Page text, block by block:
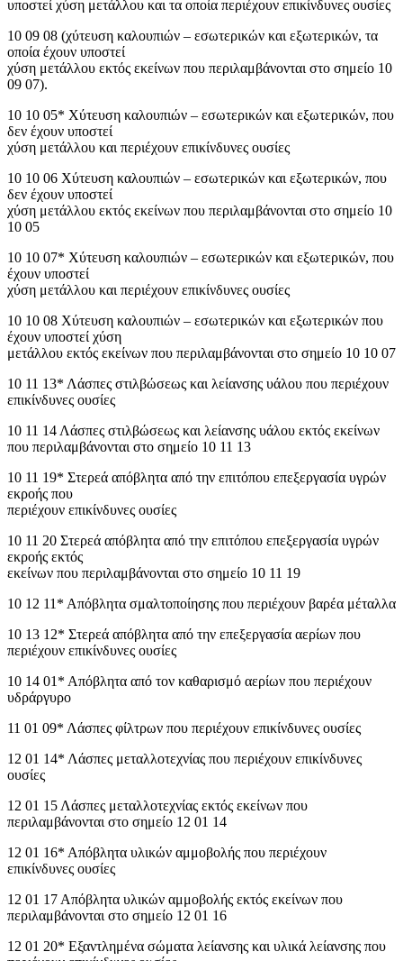
υποστεί χύση μετάλλου και τα οποία περιέχουν επικίνδυνες ουσίες
10 09 08 (χύτευση καλουπιών – εσωτερικών και εξωτερικών, τα
οποία έχουν υποστεί
χύση μετάλλου εκτός εκείνων που περιλαμβάνονται στο σημείο 10
09 07).
10 10 05* Χύτευση καλουπιών – εσωτερικών και εξωτερικών, που
δεν έχουν υποστεί
χύση μετάλλου και περιέχουν επικίνδυνες ουσίες
10 10 06 Χύτευση καλουπιών – εσωτερικών και εξωτερικών, που
δεν έχουν υποστεί
χύση μετάλλου εκτός εκείνων που περιλαμβάνονται στο σημείο 10
10 05
10 10 07* Χύτευση καλουπιών – εσωτερικών και εξωτερικών, που
έχουν υποστεί
χύση μετάλλου και περιέχουν επικίνδυνες ουσίες
10 10 08 Χύτευση καλουπιών – εσωτερικών και εξωτερικών που
έχουν υποστεί χύση
μετάλλου εκτός εκείνων που περιλαμβάνονται στο σημείο 10 10 07
10 11 13* Λάσπες στιλβώσεως και λείανσης υάλου που περιέχουν
επικίνδυνες ουσίες
10 11 14 Λάσπες στιλβώσεως και λείανσης υάλου εκτός εκείνων
που περιλαμβάνονται στο σημείο 10 11 13
10 11 19* Στερεά απόβλητα από την επιτόπου επεξεργασία υγρών
εκροής που
περιέχουν επικίνδυνες ουσίες
10 11 20 Στερεά απόβλητα από την επιτόπου επεξεργασία υγρών
εκροής εκτός
εκείνων που περιλαμβάνονται στο σημείο 10 11 19
10 12 11* Απόβλητα σμαλτοποίησης που περιέχουν βαρέα μέταλλα
10 13 12* Στερεά απόβλητα από την επεξεργασία αερίων που
περιέχουν επικίνδυνες ουσίες
10 14 01* Απόβλητα από τον καθαρισμό αερίων που περιέχουν
υδράργυρο
11 01 09* Λάσπες φίλτρων που περιέχουν επικίνδυνες ουσίες
12 01 14* Λάσπες μεταλλοτεχνίας που περιέχουν επικίνδυνες
ουσίες
12 01 15 Λάσπες μεταλλοτεχνίας εκτός εκείνων που
περιλαμβάνονται στο σημείο 12 01 14
12 01 16* Απόβλητα υλικών αμμοβολής που περιέχουν
επικίνδυνες ουσίες
12 01 17 Απόβλητα υλικών αμμοβολής εκτός εκείνων που
περιλαμβάνονται στο σημείο 12 01 16
12 01 20* Εξαντλημένα σώματα λείανσης και υλικά λείανσης που